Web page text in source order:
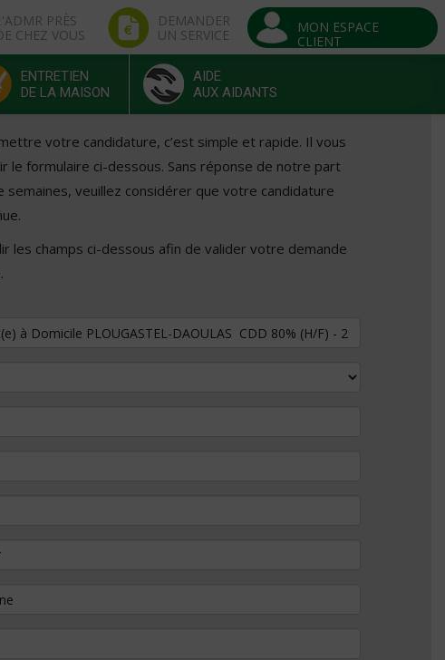
PRÈS
CHEZ VOUS
DEMANDER
UN SERVICE
MON ESPACE
CLIENT
ENTRETIEN
DE LA MAISON
AIDE
AUX AIDANTS
votre candidature, c’est simple et rapide. Il vous
le formulaire ci-dessous. Sans réponse de notre part
semaines, veuillez considérer que votre candidature
les champs ci-dessous afin de valider votre demande
postuler au poste de